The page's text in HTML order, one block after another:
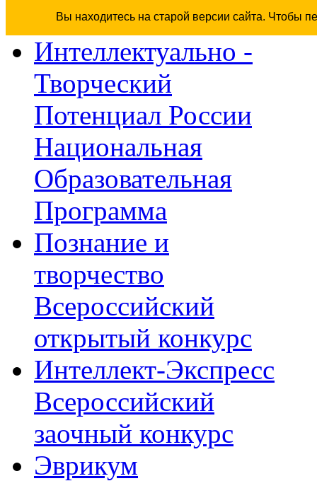
Вы находитесь на старой версии сайта. Чтобы
Интеллектуально -
Творческий
Потенциал России
Национальная
Образовательная
Программа
Познание и
творчество
Всероссийский
открытый конкурс
Интеллект-Экспресс
Всероссийский
заочный конкурс
Эврикум